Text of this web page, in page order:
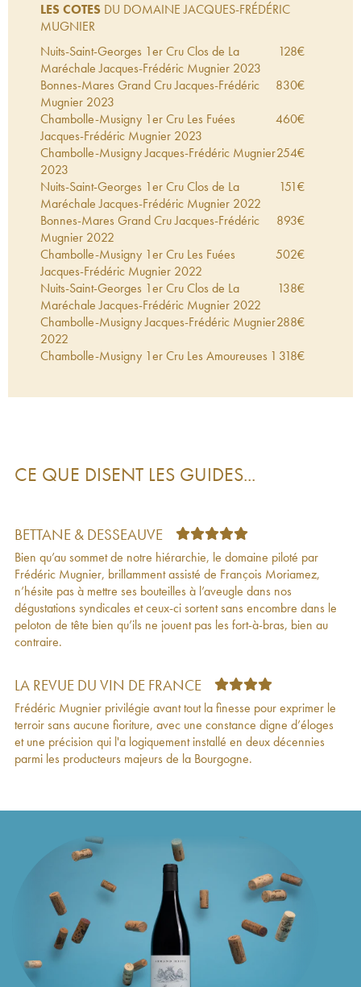
LES COTES DU DOMAINE JACQUES-FRÉDÉRIC
MUGNIER
Nuits-Saint-Georges 1er Cru Clos de La
Maréchale Jacques-Frédéric Mugnier 2023
128€
Bonnes-Mares Grand Cru Jacques-Frédéric
Mugnier 2023
830€
Chambolle-Musigny 1er Cru Les Fuées
Jacques-Frédéric Mugnier 2023
460€
Chambolle-Musigny Jacques-Frédéric Mugnier
2023
254€
Nuits-Saint-Georges 1er Cru Clos de La
Maréchale Jacques-Frédéric Mugnier 2022
151€
Bonnes-Mares Grand Cru Jacques-Frédéric
Mugnier 2022
893€
Chambolle-Musigny 1er Cru Les Fuées
Jacques-Frédéric Mugnier 2022
502€
Nuits-Saint-Georges 1er Cru Clos de La
Maréchale Jacques-Frédéric Mugnier 2022
138€
Chambolle-Musigny Jacques-Frédéric Mugnier
2022
288€
Chambolle-Musigny 1er Cru Les Amoureuses 1 318€
Jacques-Frédéric Mugnier2021
Chambolle-Musigny Jacques-Frédéric Mugnier
2021
Nuits-Saint-Georges 1er Cru Clos de La
Maréchale Jacques-Frédéric Mugnier2020
142 €
Chambolle-Musigny 1er Cru Les Amoureuses
Jacques-Frédéric Mugnier2020
1 451
Chambolle-Musigny 1er Cru Les Fuées
Jacques-Frédéric Mugnier
489€
Maréchale Jacques-Frédéric Mugnier 2020
Chambolle-Musigny Jacques-Frédéric Mugnier
2020
Bonnes-Mares Grand Cru Jacques-Frédéric
Mugnier2020
867€
Nuits-Saint-Georges 1er Cru Clos de La
Mugnier2019
Amoureuses Jacques-Frédéric Mugnier
Chambolle-Musigny 1er Cru Les Fuées
Jacques-Frédéric Mugnier
2019
Nuits-Saint-Georges 1er Cru Clos de La
Maréchale Jacques-Frédéric Mugnier
2019
126
Chambolle-Musigny Jacques-Frédéric Mugnier
2019
359
Nuits-Saint-Georges 1er Cru Clos de La
Maréchale Jacques-Frédéric Mugnier
CE QUE DISENT LES GUIDES...
BETTANE & DESSEAUVE
Bien qu’au sommet de notre hiérarchie, le domaine piloté par
Frédéric Mugnier, brillamment assisté de François Moriamez,
n’hésite pas à mettre ses bouteilles à l’aveugle dans nos
dégustations syndicales et ceux-ci sortent sans encombre dans le
peloton de tête bien qu’ils ne jouent pas les fort-à-bras, bien au
contraire.
LA REVUE DU VIN DE FRANCE
Frédéric Mugnier privilégie avant tout la finesse pour exprimer le
terroir sans aucune fioriture, avec une constance digne d’éloges
et une précision qui l'a logiquement installé en deux décennies
parmi les producteurs majeurs de la Bourgogne.